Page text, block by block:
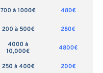
700 à 1000€
480€
200 à 500€
280€
4000 à
10,000€
4800€
250 à 400€
200€